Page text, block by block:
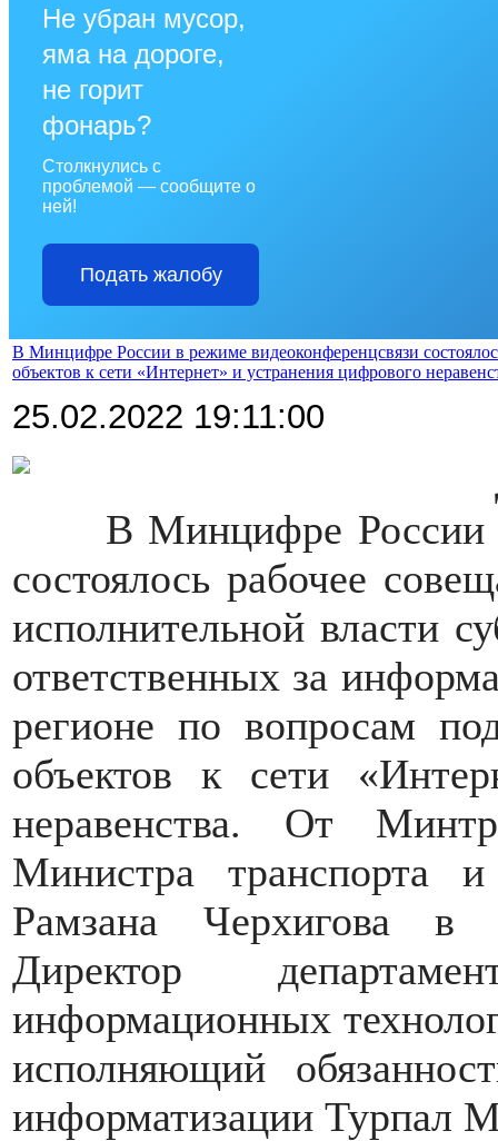
Не убран мусор,
яма на дороге,
не горит
фонарь?
Столкнулись с
проблемой — сообщите о
ней!
Подать жалобу
В Минцифре России в режиме видеоконференцсвязи
объектов к сети «Интернет» и устранения цифрового
25.02.2022 19:11:00
В Минцифре России
состоялось рабочее
исполнительной власти
ответственных за
регионе по вопросам
объектов к сети
неравенства. От
Министра транспорта
Рамзана Черхигова в
Директор
информационных
исполняющий
информатизации Турпал